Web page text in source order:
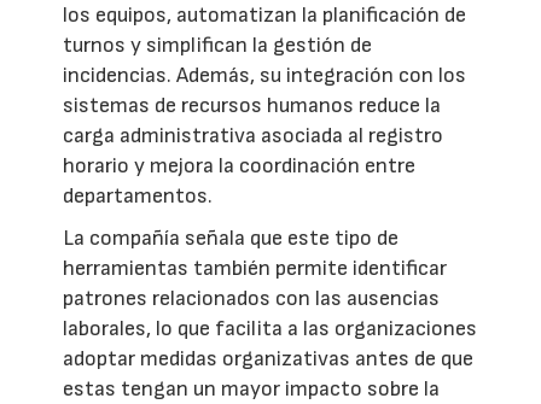
los equipos, automatizan la planificación de
turnos y simplifican la gestión de
incidencias. Además, su integración con los
sistemas de recursos humanos reduce la
carga administrativa asociada al registro
horario y mejora la coordinación entre
departamentos.
La compañía señala que este tipo de
herramientas también permite identificar
patrones relacionados con las ausencias
laborales, lo que facilita a las organizaciones
adoptar medidas organizativas antes de que
estas tengan un mayor impacto sobre la